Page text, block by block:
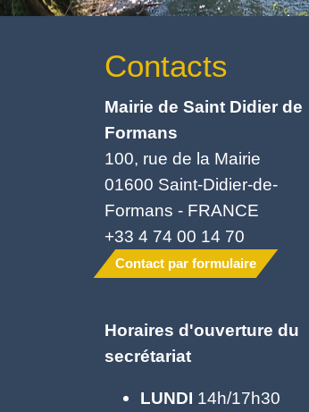
Contacts
Mairie de Saint Didier de
Formans
100, rue de la Mairie
01600 Saint-Didier-de-
Formans - FRANCE
+33 4 74 00 14 70
Contact par formulaire
Horaires d'ouverture du
secrétariat
LUNDI 14h/17h30